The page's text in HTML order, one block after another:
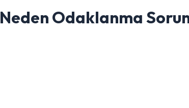
Neden Odaklanma